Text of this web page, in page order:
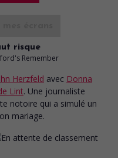
risque
Remember
Herzfeld avec Donna
Lint. Une journaliste
notoire qui a simulé un
mariage.